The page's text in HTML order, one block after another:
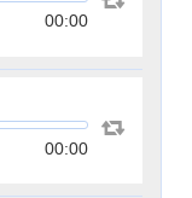
00:00
00:00